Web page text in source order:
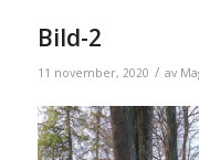
Bild-2
11 november, 2020 / av